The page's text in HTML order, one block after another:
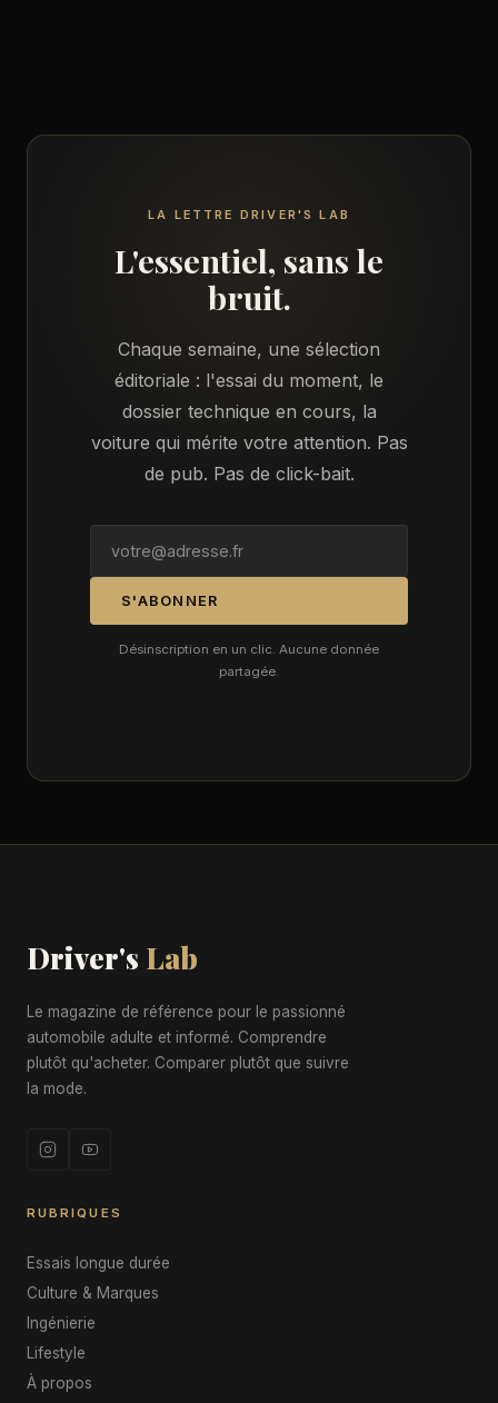
LA LETTRE DRIVER'S LAB
L'essentiel, sans le
bruit.
Chaque semaine, une sélection
éditoriale : l'essai du moment, le
dossier technique en cours, la
voiture qui mérite votre attention. Pas
de pub. Pas de click-bait.
S'ABONNER
Désinscription en un clic. Aucune donnée
partagée.
Driver's Lab
Le magazine de référence pour le passionné
automobile adulte et informé. Comprendre
plutôt qu'acheter. Comparer plutôt que suivre
la mode.
RUBRIQUES
Essais longue durée
Culture & Marques
Ingénierie
Lifestyle
À propos